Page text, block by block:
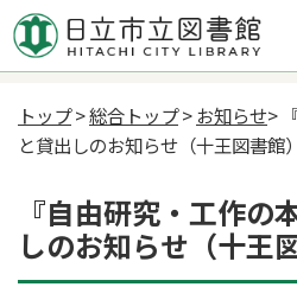
トップ>総合トップ>お知らせ>
と貸出しのお知らせ（十王図書館）
『自由研究・工作の
しのお知らせ（十王